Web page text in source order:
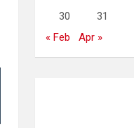
30
31
« Feb
Apr »